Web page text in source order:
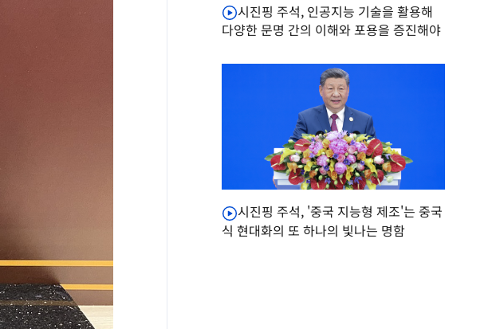
시진핑 주석, 인공지능 기술을 활용해
다양한 문명 간의 이해와 포용을 증진해야
시진핑 주석, '중국 지능형 제조'는 중국
식 현대화의 또 하나의 빛나는 명함